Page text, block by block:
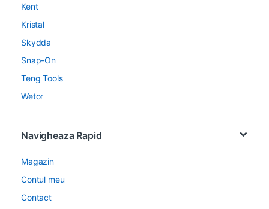
Kent
Kristal
Skydda
Snap-On
Teng Tools
Wetor
Navigheaza Rapid
Magazin
Contul meu
Contact